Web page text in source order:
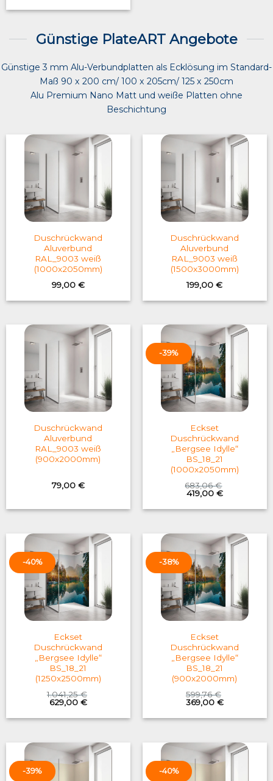
Günstige PlateART Angebote
Günstige 3 mm Alu-Verbundplatten als Ecklösung im Standard-
Maß 90 x 200 cm/ 100 x 205cm/ 125 x 250cm
Alu Premium Nano Matt und weiße Platten ohne
Beschichtung
Duschrückwand
Aluverbund
RAL_9003 weiß
(1000x2050mm)
99,00 €
Duschrückwand
Aluverbund
RAL_9003 weiß
(1500x3000mm)
199,00€
Duschrückwand
Aluverbund
RAL_9003 weiß
(900x2000mm)
79,00 €
-39%
Eckset
Duschrückwand
„Bergsee Idylle“
BS_18_21
(1000x2050mm)
683,06€
Original
price
was:
419,00 €Current
is:
-40%
Eckset
Duschrückwand
„Bergsee Idylle“
BS_18_21
(1250x2500mm)
1.041,25€
Original
price
was:
629,00 €Current
is:
-38%
Eckset
Duschrückwand
„Bergsee Idylle“
BS_18_21
(900x2000mm)
599,76€
Original
price
was:
369,00 €Current
is:
-39% -40%